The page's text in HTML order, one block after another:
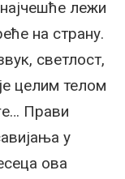
лежи
на страну.
светлост,
целим телом
Прави
у
ова